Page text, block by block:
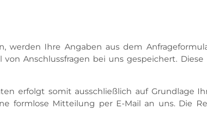
werden Ihre Angaben aus dem
Anschlussfragen bei uns gespeichert.
erfolgt somit ausschließlich auf Grundlage
formlose Mitteilung per E-Mail an uns. Die